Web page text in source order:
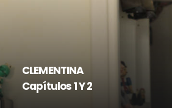
CLEMENTINA
Capítulos 1 Y 2